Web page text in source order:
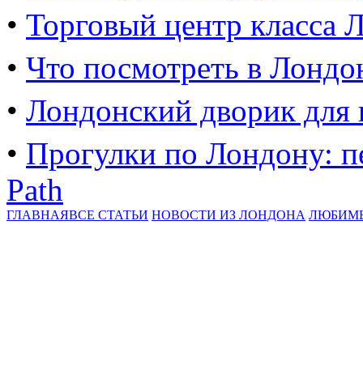
• Торговый центр класса
• Что посмотреть в
• Лондонский дворик для
• Прогулки по Лондону:
Path
ГЛАВНАЯВСЕ СТАТЬИ НОВОСТИ ИЗ ЛОНДОНА